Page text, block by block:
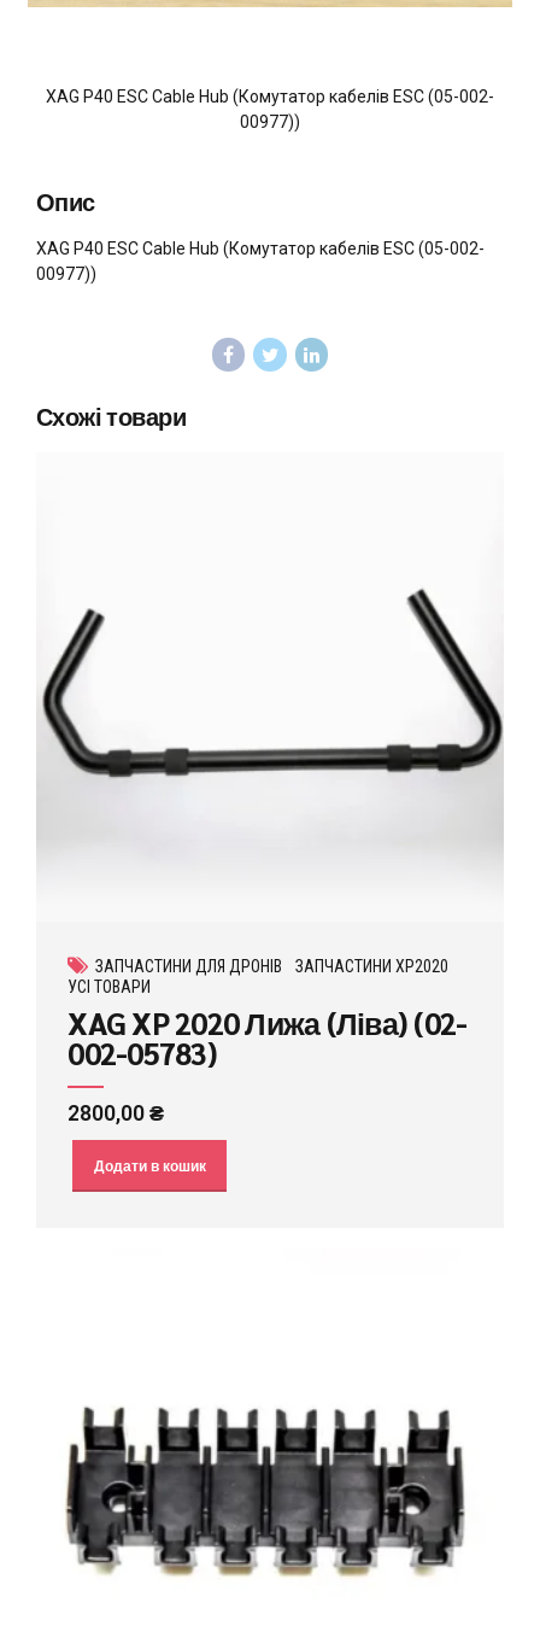
XAG P40 ESC Cable Hub (Комутатор кабелів ESC (05-002-
00977))
Опис
XAG P40 ESC Cable Hub (Комутатор кабелів ESC (05-002-
00977))
Схожі товари
ЗАПЧАСТИНИ ДЛЯ ДРОНІВ
ЗАПЧАСТИНИ XP2020
УСІ ТОВАРИ
XAG XP 2020 Лижа (Ліва) (02-
002-05783)
2800,00₴
Додати в кошик